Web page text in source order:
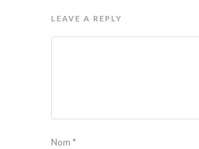
LEAVE A REPLY
Nom *